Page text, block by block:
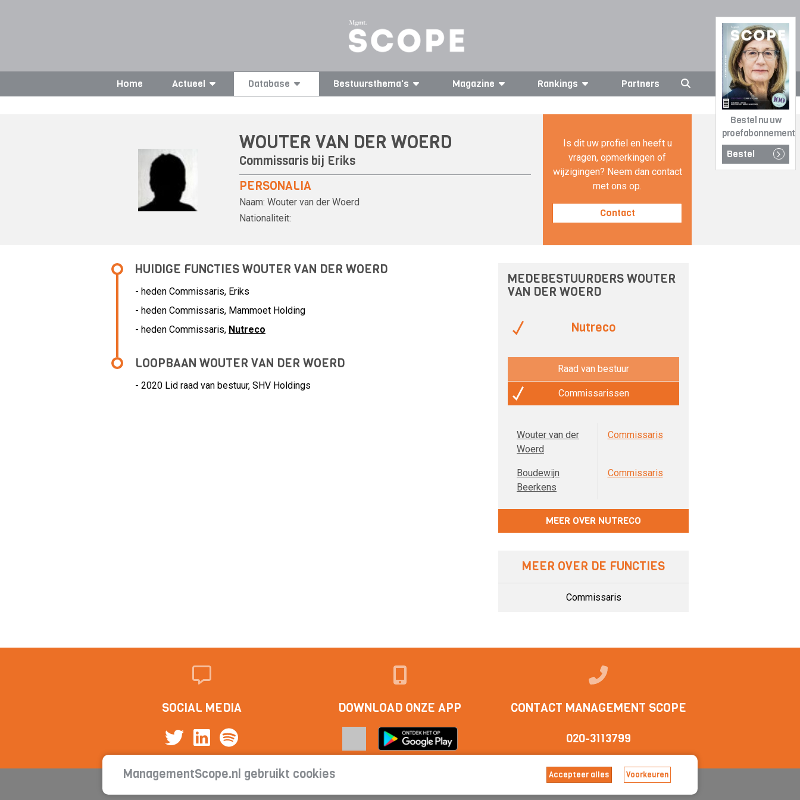
Bestel nu uw
proefabonnement
Bestel
Home Actueel Database Bestuursthema's Magazine Rankings Partners
WOUTER VAN DER WOERD
Commissaris bij Eriks
PERSONALIA
Naam: Wouter van der Woerd
Nationaliteit:
Is dit uw profiel en heeft u
vragen, opmerkingen of
wijzigingen? Neem dan contact
met ons op.
Contact
HUIDIGE FUNCTIES WOUTER VAN DER WOERD
- heden Commissaris, Eriks
- heden Commissaris, Mammoet Holding
- heden Commissaris, Nutreco
LOOPBAAN WOUTER VAN DER WOERD
- 2020 Lid raad van bestuur, SHV Holdings
MEDEBESTUURDERS WOUTER
VAN DER WOERD
Nutreco
Raad van bestuur
Commissarissen
Wouter van der
Woerd
Commissaris
Boudewijn
Beerkens
Commissaris
MEER OVER NUTRECO
MEER OVER DE FUNCTIES
Commissaris
SOCIAL MEDIA DOWNLOAD ONZE APP CONTACT MANAGEMENT SCOPE
020-3113799
Contact Cookieverklaring | Privacyverklaring | Abonnementsvoorwaarden
ManagementScope.nl gebruikt cookies Accepteer alles Voorkeuren